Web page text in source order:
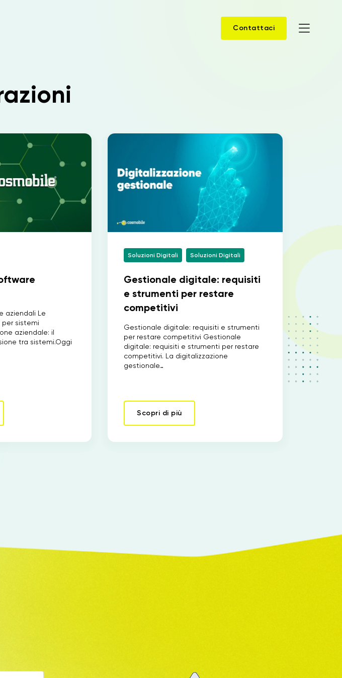
Contattaci
Case Study
Webinar
Company
aziendali Le
per sistemi
aziendale: il
tra sistemi.Oggi
Soluzioni Digitali Soluzioni Digitali
Gestionale digitale: requisiti
e strumenti per restare
competitivi
Gestionale digitale: requisiti e strumenti
per restare competitivi Gestionale
digitale: requisiti e strumenti per restare
competitivi. La digitalizzazione
gestionale…
Scopri di più